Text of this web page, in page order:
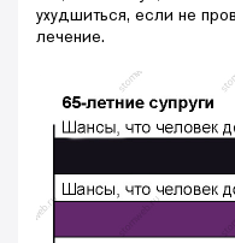
ухудшиться, если не
лечение.